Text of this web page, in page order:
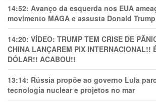
14:52: Avanço da esquerda nos EUA
movimento MAGA e assusta Donald Trump
14:20: VÍDEO: TRUMP TEM CRlSE DE
CHINA LANÇAREM PIX INTERNACIONAL!!
DÓLAR!! ACABOU!!
13:14: Rússia propõe ao governo Lula
tecnologia nuclear e projetos no mar